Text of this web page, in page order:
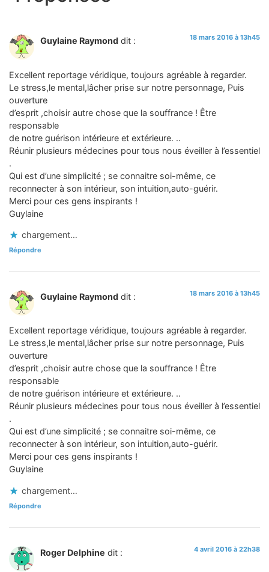
Guylaine Raymond dit : 18 mars 2016 à 13h45
Excellent reportage véridique, toujours agréable à regarder.
Le stress,le mental,lâcher prise sur notre personnage, Puis
ouverture
d’esprit ,choisir autre chose que la souffrance ! Être
responsable
de notre guérison intérieure et extérieure. ..
Réunir plusieurs médecines pour tous nous éveiller à l’essentiel
.
Qui est d’une simplicité ; se connaitre soi-même, ce
reconnecter à son intérieur, son intuition,auto-guérir.
Merci pour ces gens inspirants !
Guylaine
chargement…
Répondre
Guylaine Raymond dit : 18 mars 2016 à 13h45
Excellent reportage véridique, toujours agréable à regarder.
Le stress,le mental,lâcher prise sur notre personnage, Puis
ouverture
d’esprit ,choisir autre chose que la souffrance ! Être
responsable
de notre guérison intérieure et extérieure. ..
Réunir plusieurs médecines pour tous nous éveiller à l’essentiel
.
Qui est d’une simplicité ; se connaitre soi-même, ce
reconnecter à son intérieur, son intuition,auto-guérir.
Merci pour ces gens inspirants !
Guylaine
chargement…
Répondre
Roger Delphine dit : 4 avril 2016 à 22h38